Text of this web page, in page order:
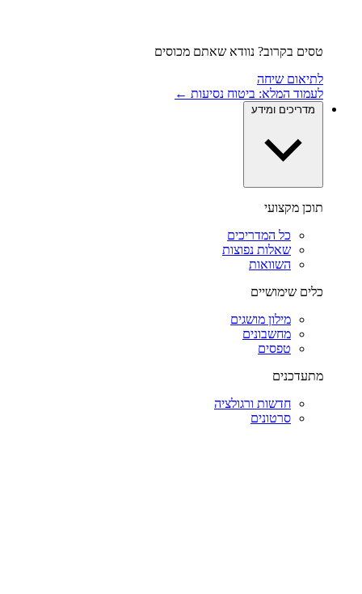
טסים בקרוב? נוודא שאתם מכוסים
לתיאום שיחה
לעמוד המלא: ביטוח נסיעות ←
מדריכים ומידע
תוכן מקצועי
כל המדריכים
שאלות נפוצות
השוואות
כלים שימושיים
מילון מושגים
מחשבונים
טפסים
מתעדכנים
חדשות ורגולציה
סרטונים